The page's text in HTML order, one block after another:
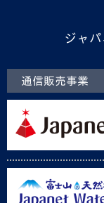
ジャ
通信販売事業